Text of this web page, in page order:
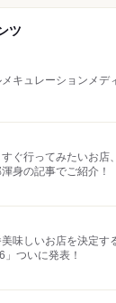
ツ
メキュレーションメデ
すぐ行ってみたいお店
身の記事でご紹介！
味しいお店を決定す
」ついに発表！